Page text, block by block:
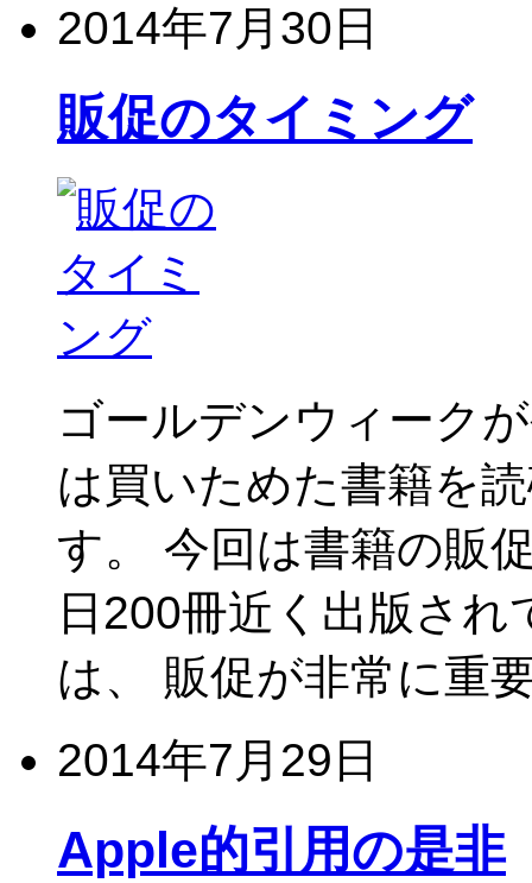
2014年7月30日
販促のタイミング
ゴールデンウィーク
は買いためた書籍を
す。 今回は書籍の販
日200冊近く出版さ
は、 販促が非常に重
2014年7月29日
Apple的引用の是非